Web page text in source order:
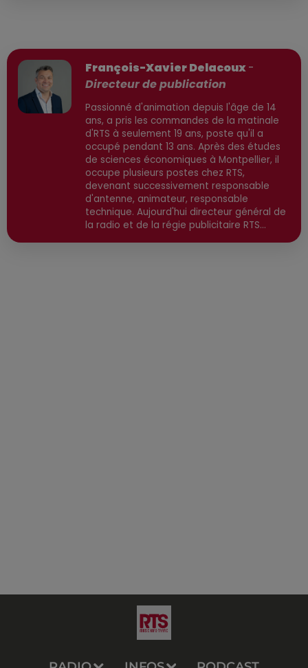
François-Xavier Delacoux-
Directeur de publication
Passionné d'animation depuis l'âge de 14
ans, a pris les commandes de la matinale
d'RTS à seulement 19 ans, poste qu'il a
occupé pendant 13 ans. Après des études
de sciences économiques à Montpellier, il
occupe plusieurs postes chez RTS,
devenant successivement responsable
d'antenne, animateur, responsable
technique. Aujourd'hui directeur général de
la radio et de la régie publicitaire RTS